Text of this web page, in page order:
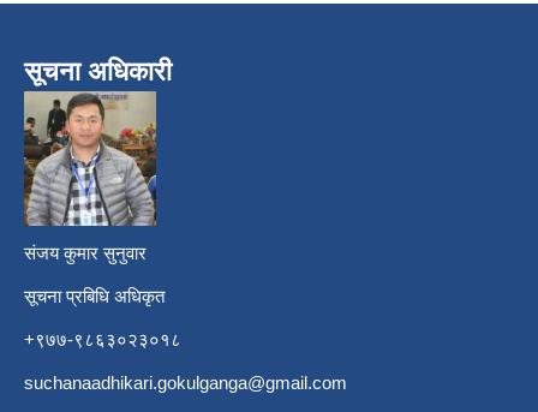
सूचना अधिकारी
संजय कुमार सुनुवार
सूचना प्रबिधि अधिकृत
+९७७-९८६३०२३०१८
suchanaadhikari.gokulganga@gmail.com